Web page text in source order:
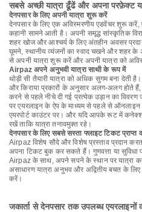
सबसे अच्छी यात्रा ढूँढें और अपना परफ़ेक्ट
देनपसार के लिए अपनी यात्रा शुरू करें
देनपसार के लिए एक अविस्मरणीय एडवेंचर शुरू
कहानी सामने आती है। अपनी समृद्ध सांस्कृतिक
शहर खोज और आश्चर्य के लिए अंतहीन अवसर
घूमने, स्थानीय व्यंजनों का स्वाद चखने और शहर
से अपनी यात्रा शुरू करें और अपनी यात्रा को
Airpaz अपने अनुभवी यात्रा साथी के रूप में
थोड़ी सी तैयारी यात्रा को अधिक सुगम बना देती
और किराया प्रकारों के अनुसार अलग-अलग होते
करने से पहले नीचे दी गई प्रत्येक उड़ान का
पर एयरलाइन के ऐप के माध्यम से पहले से
एयरपोर्ट काउंटर पर। और यदि आपके रूट में
रखें ताकि यात्रा तनावमुक्त रहे।
देनपसार के लिए सबसे सस्ता फ्लाइट टिकट प्राप्त
Airpaz विशेष सौदे और विशेष प्रस्ताव प्रदान
अपना टिकट बुक कर सकते हैं। गुणवत्ता या सुविधा
Airpaz के साथ, अपने सपने के स्थान पर यात्रा
असाधारण यात्रा अनुभव और अद्वितीय बचत के
करें।
जकार्ता से देनपसार तक उपलब्ध एयरलाइनों